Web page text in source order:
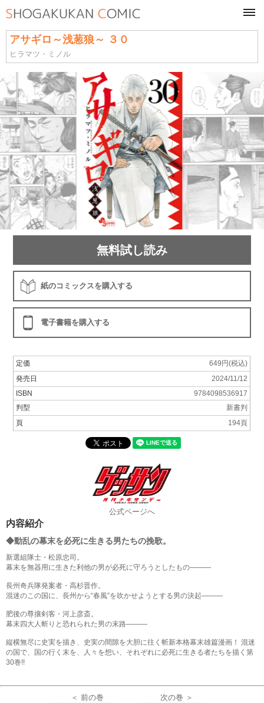
アサギロ～浅葱狼～ ３０
ヒラマツ・ミノル
無料試し読み
紙のコミックスを購入する
電子書籍を購入する
定価
649円(税込)
発売日
2024/11/12
ISBN
9784098536917
判型
新書判
頁
194頁
公式ページへ
内容紹介
◆動乱の幕末を必死に生きる男たちの挽歌。
新選組隊士・松原忠司。
幕末を無器用に生きた利他の男が必死に守ろうとしたもの―――
長州奇兵隊発案者・高杉晋作。
混迷のこの国に、長州から“春風”を吹かせようとする男の決起―――
肥後の尊攘剣客・河上彦斎。
幕末四大人斬りと恐れられた男の末路―――
縦横無尽に史実を描き、史実の間隙を大胆に往く斬新本格幕末雄篇漫画！ 混迷
の国で、国の行く末を、人々を想い、それぞれに必死に生きる者たちを描く第
30巻!!
＜ 前の巻 次の巻 ＞